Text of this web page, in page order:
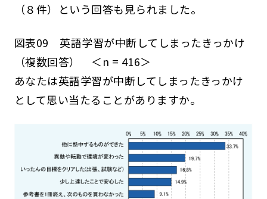
（８件）という回答も見られました。
図表09 英語学習が中断してしまったきっかけ
（複数回答） ＜n = 416＞
あなたは英語学習が中断してしまったきっかけ
として思い当たることがありますか。